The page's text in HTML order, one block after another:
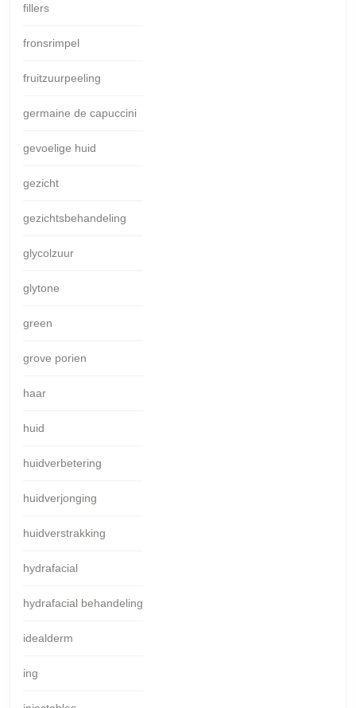
fillers
fronsrimpel
fruitzuurpeeling
germaine de capuccini
gevoelige huid
gezicht
gezichtsbehandeling
glycolzuur
glytone
green
grove porien
haar
huid
huidverbetering
huidverjonging
huidverstrakking
hydrafacial
hydrafacial behandeling
idealderm
ing